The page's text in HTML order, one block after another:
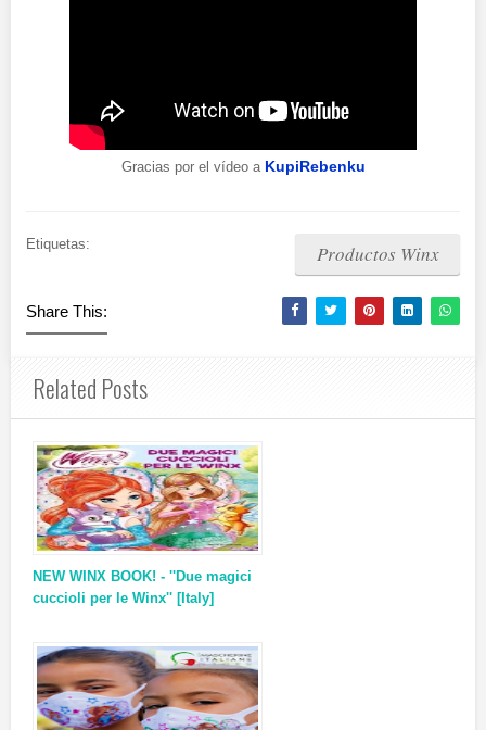
Gracias por el vídeo a KupiRebenku
Etiquetas: Productos Winx
Share This:
Related Posts
NEW WINX BOOK! - ''Due magici
cuccioli per le Winx'' [Italy]